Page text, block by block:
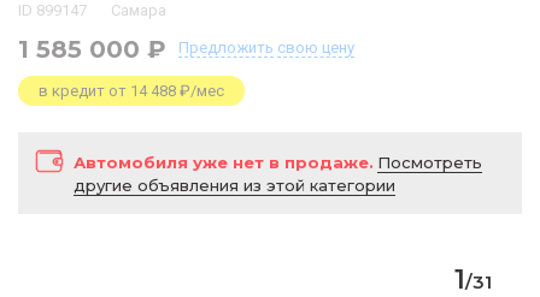
ID 899147 Самара
1 585 000 ₽ Предложить свою цену
в кредит от 14 488 ₽/мес
Автомобиля уже нет в продаже. Посмотреть
другие объявления из этой категории
1/31